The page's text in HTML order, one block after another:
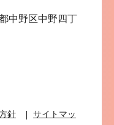
中野区中野四丁
針 サイトマッ